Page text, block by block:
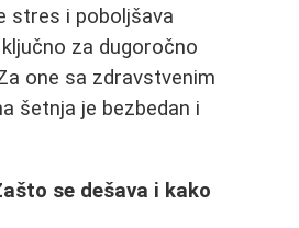
stres i poboljšava
za dugoročno
one sa zdravstvenim
šetnja je bezbedan i
se dešava i kako